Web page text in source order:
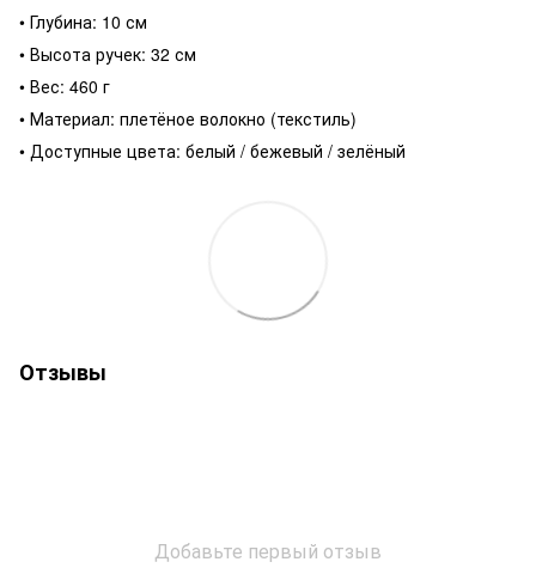
• Глубина: 10 см
• Высота ручек: 32 см
• Вес: 460 г
• Материал: плетёное волокно (текстиль)
• Доступные цвета: белый / бежевый / зелёный
Отзывы
Добавьте первый отзыв